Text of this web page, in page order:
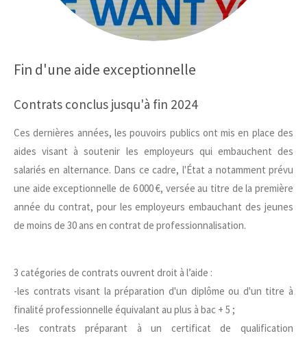
Fin d'une aide exceptionnelle
Contrats conclus jusqu'à fin 2024
Ces dernières années, les pouvoirs publics ont mis en place des
aides visant à soutenir les employeurs qui embauchent des
salariés en alternance. Dans ce cadre, l'État a notamment prévu
une aide exceptionnelle de 6 000 €, versée au titre de la première
année du contrat, pour les employeurs embauchant des jeunes
de moins de 30 ans en contrat de professionnalisation.
3 catégories de contrats ouvrent droit à l’aide :
-les contrats visant la préparation d'un diplôme ou d'un titre à
finalité professionnelle équivalant au plus à bac + 5 ;
-les contrats préparant à un certificat de qualification